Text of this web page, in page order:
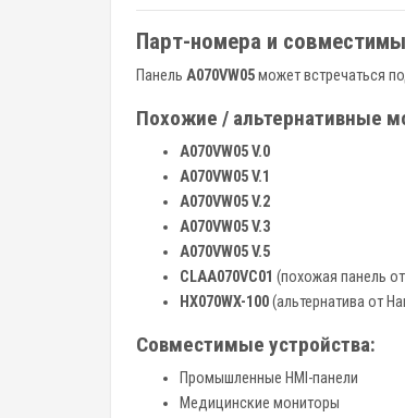
Парт-номера и
Панель A070VW05может встречаться
Похожие / альтернативные
A070VW05 V.0
A070VW05 V.1
A070VW05 V.2
A070VW05 V.3
A070VW05 V.5
CLAA070VC01 (похожая панель
HX070WX-100(альтернатива от
Совместимые устройства:
Промышленные HMI-панели
Медицинские мониторы